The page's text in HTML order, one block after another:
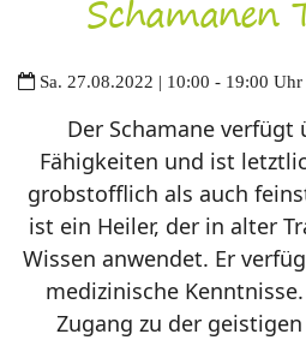
Schamanen
Sa. 27.08.2022 | 10:00 - 19:00 Uhr
Der Schamane
Fähigkeiten und ist
grobstofflich als auch
ist ein Heiler, der in alter
Wissen anwendet. Er
medizinische
Zugang zu der